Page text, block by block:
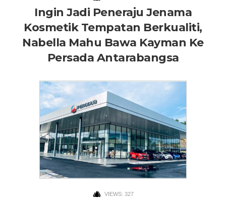
Ingin Jadi Peneraju Jenama
Kosmetik Tempatan Berkualiti,
Nabella Mahu Bawa Kayman Ke
Persada Antarabangsa
VIEWS: 327